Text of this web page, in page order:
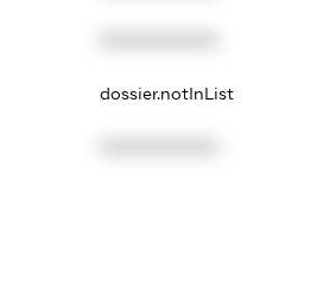
dossier.notInList